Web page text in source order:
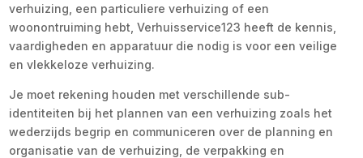
verhuizing, een particuliere verhuizing of een
woonontruiming hebt, Verhuisservice123 heeft de kennis,
vaardigheden en apparatuur die nodig is voor een veilige
en vlekkeloze verhuizing.
Je moet rekening houden met verschillende sub-
identiteiten bij het plannen van een verhuizing zoals het
wederzijds begrip en communiceren over de planning en
organisatie van de verhuizing, de verpakking en